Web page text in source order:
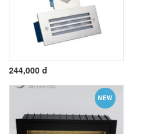
244,000 đ
NEW